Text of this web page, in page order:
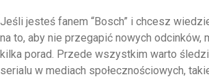
Jeśli jesteś fanem “Bosch” i chcesz
na to, aby nie przegapić nowych odcinków,
kilka porad. Przede wszystkim warto
serialu w mediach społecznościowych,